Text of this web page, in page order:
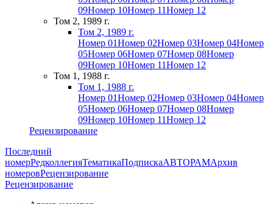
09Номер 10Номер 11Номер 12
Том 2, 1989 г.
Том 2, 1989 г.
Номер 01Номер 02Номер 03Номер 04Номер
05Номер 06Номер 07Номер 08Номер
09Номер 10Номер 11Номер 12
Том 1, 1988 г.
Том 1, 1988 г.
Номер 01Номер 02Номер 03Номер 04Номер
05Номер 06Номер 07Номер 08Номер
09Номер 10Номер 11Номер 12
Рецензирование
Последний
номерРедколлегияТематикаПодпискаАВТОРАМАрхив
номеровРецензирование
Рецензирование